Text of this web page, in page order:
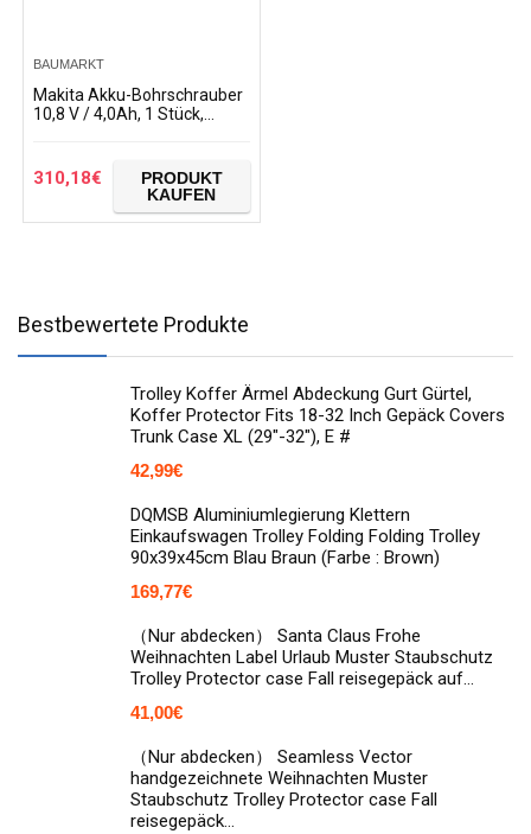
BAUMARKT
Makita Akku-Bohrschrauber
10,8 V / 4,0Ah, 1 Stück,
310,18€
PRODUKT
KAUFEN
Bestbewertete Produkte
Trolley Koffer Ärmel Abdeckung Gurt Gürtel,
Koffer Protector Fits 18-32 Inch Gepäck Covers
Trunk Case XL (29"-32"), E #
42,99€
DQMSB Aluminiumlegierung Klettern
Einkaufswagen Trolley Folding Folding Trolley
90x39x45cm Blau Braun (Farbe : Brown)
169,77€
（Nur abdecken） Santa Claus Frohe
Weihnachten Label Urlaub Muster Staubschutz
Trolley Protector case Fall reisegepäck auf…
41,00€
（Nur abdecken） Seamless Vector
handgezeichnete Weihnachten Muster
Staubschutz Trolley Protector case Fall
reisegepäck…